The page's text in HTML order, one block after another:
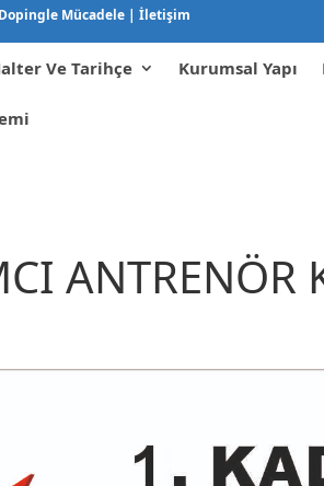
Dopingle Mücadele| İletişim
Ve Tarihçe Kurumsal Yapı
ANTRENÖR